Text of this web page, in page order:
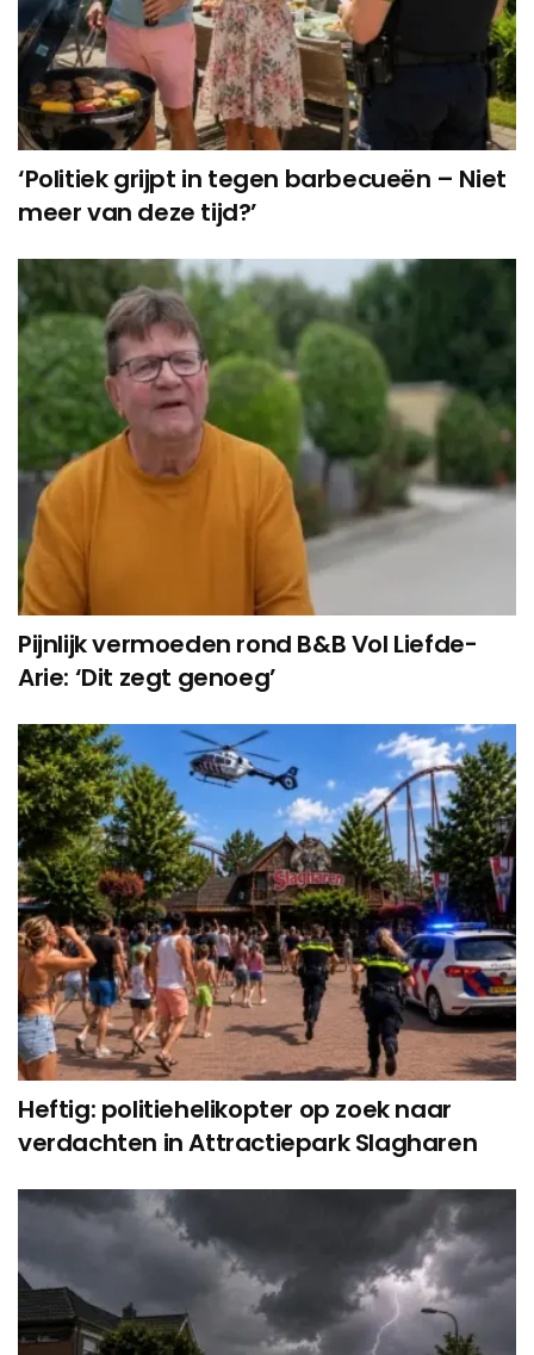
‘Politiek grijpt in tegen barbecueën – Niet
meer van deze tijd?’
Pijnlijk vermoeden rond B&B Vol Liefde-
Arie: ‘Dit zegt genoeg’
Heftig: politiehelikopter op zoek naar
verdachten in Attractiepark Slagharen